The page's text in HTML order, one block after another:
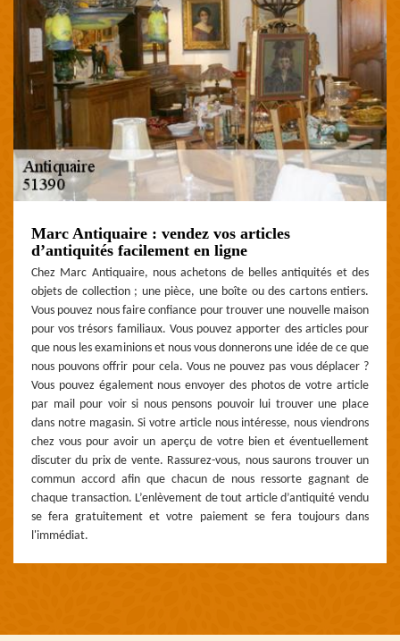
Marc Antiquaire : vendez vos articles
d’antiquités facilement en ligne
Chez Marc Antiquaire, nous achetons de belles antiquités et des
objets de collection ; une pièce, une boîte ou des cartons entiers.
Vous pouvez nous faire confiance pour trouver une nouvelle maison
pour vos trésors familiaux. Vous pouvez apporter des articles pour
que nous les examinions et nous vous donnerons une idée de ce que
nous pouvons offrir pour cela. Vous ne pouvez pas vous déplacer ?
Vous pouvez également nous envoyer des photos de votre article
par mail pour voir si nous pensons pouvoir lui trouver une place
dans notre magasin. Si votre article nous intéresse, nous viendrons
chez vous pour avoir un aperçu de votre bien et éventuellement
discuter du prix de vente. Rassurez-vous, nous saurons trouver un
commun accord afin que chacun de nous ressorte gagnant de
chaque transaction. L’enlèvement de tout article d’antiquité vendu
se fera gratuitement et votre paiement se fera toujours dans
l'immédiat.